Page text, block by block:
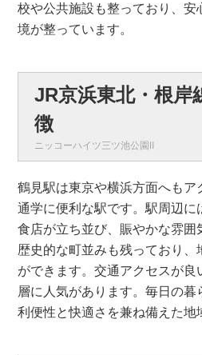
校や公共施設も整っており、安
境が整っています。
JR京浜東北・根岸
徴
ニッコーハイツ三ツ池公園Ⅱ
鶴見駅は東京や横浜方面へもア
通学に便利な駅です。駅周辺に
食店が立ち並び、賑やかな雰囲
歴史的な町並みも残っており、
ができます。交通アクセスが良
層に人気があります。毎日の暮
利便性と快適さを兼ね備えた地